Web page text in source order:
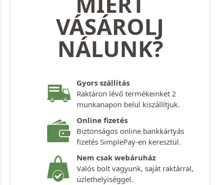
VÁSÁROLJ
NÁLUNK?
Gyors szállítás
Raktáron lévő termékeinket 2
munkanapon belül kiszállítjuk.
Online fizetés
Biztonságos online bankkártyás
fizetés SimplePay-en keresztül.
Nem csak webáruház
Valós bolt vagyunk, saját raktárral,
üzlethelyiséggel.